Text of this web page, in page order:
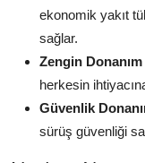
ekonomik yakıt
sağlar.
Zengin
herkesin
Güvenlik
sürüş güvenliği